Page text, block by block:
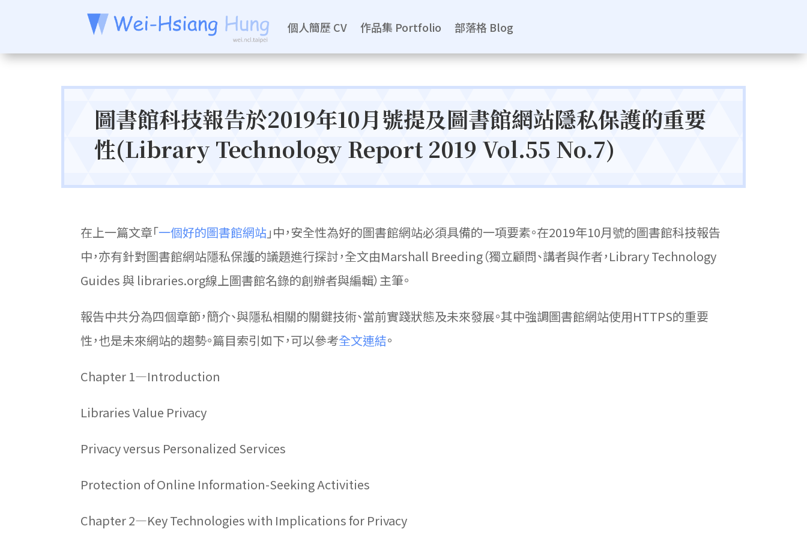
個人簡歷 CV 作品集 Portfolio 部落格 Blog
圖書館科技報告於2019年10月號提及圖書館網站隱私保護的重要
性(Library Technology Report 2019 Vol.55 No.7)
在上一篇文章「一個好的圖書館網站 」中，安全性為好的圖書館網站必須具備的一項要素。在2019年10月號的圖書館科技報告
中，亦有針對圖書館網站隱私保護的議題進行探討，全文由Marshall Breeding（獨立顧問、講者與作者，Library Technology
Guides 與 libraries.org線上圖書館名錄的創辦者與編輯）主筆。
報告中共分為四個章節，簡介、與隱私相關的關鍵技術、當前實踐狀態及未來發展。其中強調圖書館網站使用HTTPS的重要
性，也是未來網站的趨勢。篇目索引如下，可以參考全文連結。
Chapter 1—Introduction
Libraries Value Privacy
Privacy versus Personalized Services
Protection of Online Information-Seeking Activities
Chapter 2—Key Technologies with Implications for Privacy